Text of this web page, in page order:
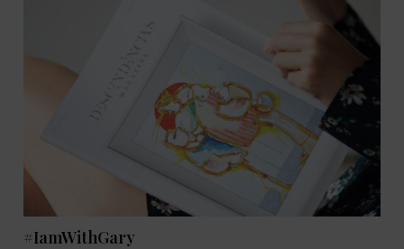
#IamWithGary